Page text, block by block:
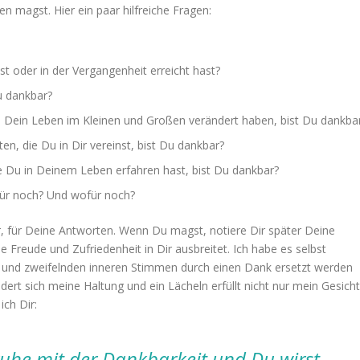
magst. Hier ein paar hilfreiche Fragen:
oder in der Vergangenheit erreicht hast?
dankbar?
Leben im Kleinen und Großen verändert haben, bist Du
die Du in Dir vereinst, bist Du dankbar?
in Deinem Leben erfahren hast, bist Du dankbar?
noch? Und wofür noch?
Deine Antworten. Wenn Du magst, notiere Dir später Deine
und Zufriedenheit in Dir ausbreitet. Ich habe es selbst
zweifelnden inneren Stimmen durch einen Dank ersetzt werden
sich meine Haltung und ein Lächeln erfüllt nicht nur mein
Dir: